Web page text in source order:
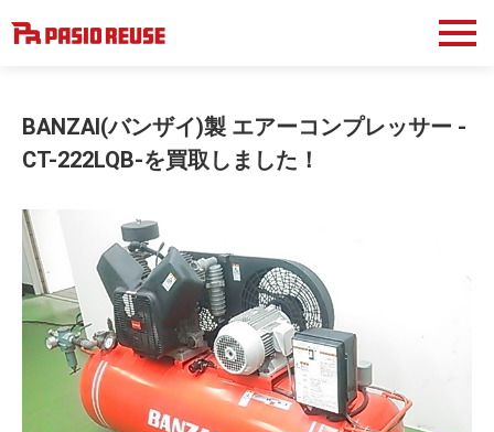
BANZAI(バンザイ)製 エアーコンプレッサー -
CT-222LQB-を買取しました！